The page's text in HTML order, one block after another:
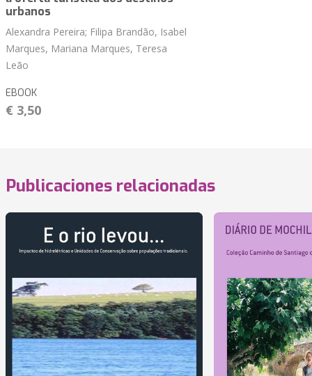
urbanos
Alexandra Pereira; Filipa Brandão, Isabel
Marques, Mariana Marques, Teresa
Leão
EBOOK
€ 3,50
Publicaciones relacionadas